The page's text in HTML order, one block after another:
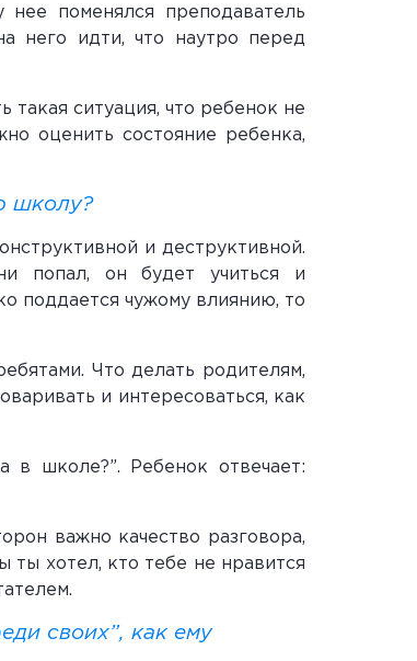
поменялся преподаватель
него идти, что наутро перед
такая ситуация, что ребенок не
оценить состояние ребенка,
школу?
и деструктивной.
попал, он будет учиться и
поддается чужому влиянию, то
Что делать родителям,
и интересоваться, как
в школе?”. Ребенок отвечает:
важно качество разговора,
ты хотел, кто тебе не нравится
своих”, как ему